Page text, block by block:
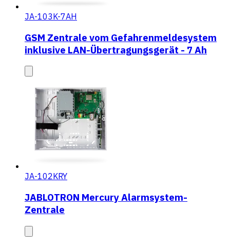
JA-103K-7AH
GSM Zentrale vom Gefahrenmeldesystem
inklusive LAN-Übertragungsgerät - 7 Ah
JA-102KRY
JABLOTRON Mercury Alarmsystem-
Zentrale